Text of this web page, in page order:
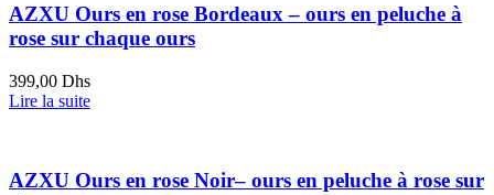
AZXU Ours en rose Bordeaux – ours en peluche à
rose sur chaque ours
399,00 Dhs
Lire la suite
AZXU Ours en rose Noir– ours en peluche à rose sur